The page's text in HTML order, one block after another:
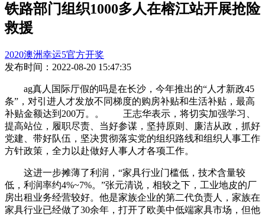
铁路部门组织1000多人在榕江站开展抢险
救援
2020澳洲幸运5官方开奖
发布时间：2022-08-20 15:47:35
ag真人国际厅假的吗是在长沙，今年推出的“人才新政45
条”，对引进人才发放不同梯度的购房补贴和生活补贴，最高
补贴金额达到200万。。 王志华表示，将切实加强学习、
提高站位，履职尽责、当好参谋，坚持原则、廉洁从政，抓好
党建、带好队伍，坚决贯彻落实党的组织路线和组织人事工作
方针政策，全力以赴做好人事人才各项工作。
这进一步摊薄了利润，“家具行业门槛低，技术含量较
低，利润率约4%~7%。”张元清说，相较之下，工业地皮的厂
房出租业务经营较好。他是家族企业的第二代负责人，家族在
家具行业已经做了30余年，打开了欧美中低端家具市场，但他